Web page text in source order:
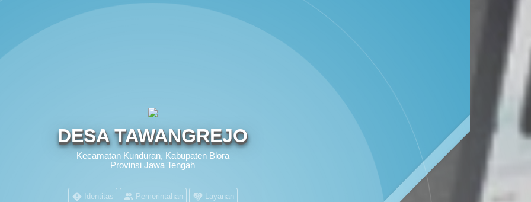
DESA TAWANGREJO
Kecamatan Kunduran, Kabupaten Blora
Provinsi Jawa Tengah
Identitas Pemerintahan Layanan
KATEGORI
Populasi